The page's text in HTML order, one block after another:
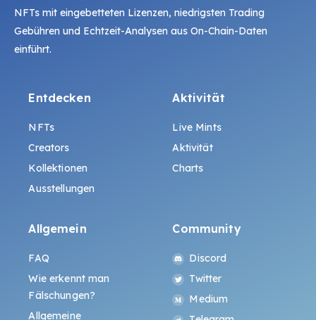
NFTs mit eingebetteten Lizenzen, niedrigsten Trading
Gebühren und Echtzeit-Analysen aus On-Chain-Daten
einführt.
Entdecken
NFTs
Creators
Kollektionen
Ausstellungen
Aktivität
Live Mints
Aktivität
Charts
Allgemein
FAQ
Wie erkennt man
Fälschungen?
Allgemeine
Community
Discord
Twitter
Medium